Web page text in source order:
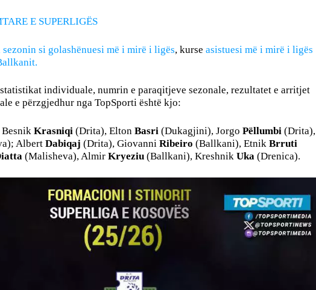
E SUPERLIGËS
si golashënuesi më i mirë i ligës, kurse asistuesi më i mirë i ligës
individuale, numrin e paraqitjeve sezonale, rezultatet e arritjet
e përzgjedhur nga TopSporti është kjo:
Krasniqi (Drita), Elton Basri (Dukagjini), Jorgo Pëllumbi (Drita),
Albert Dabiqaj (Drita), Giovanni Ribeiro (Ballkani), Etnik Brruti
(Malisheva), Almir Kryeziu (Ballkani), Kreshnik Uka (Drenica).